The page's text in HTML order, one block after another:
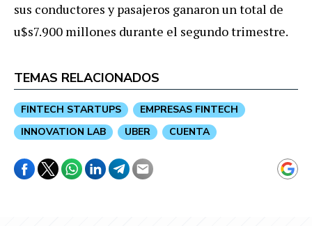
sus conductores y pasajeros ganaron un total de
u$s7.900 millones durante el segundo trimestre.
TEMAS RELACIONADOS
FINTECH STARTUPS
EMPRESAS FINTECH
INNOVATION LAB
UBER CUENTA